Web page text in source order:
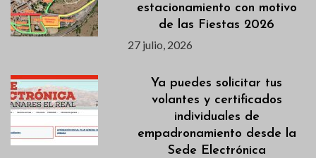
estacionamiento con motivo
de las Fiestas 2026
27 julio, 2026
Ya puedes solicitar tus
volantes y certificados
individuales de
empadronamiento desde la
Sede Electrónica